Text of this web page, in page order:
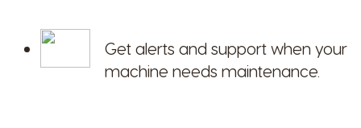
Get alerts and support when your
machine needs maintenance.